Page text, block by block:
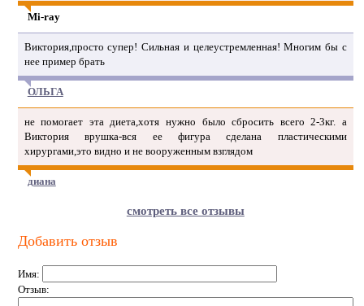
Mi-ray
Виктория,просто супер! Сильная и целеустремленная! Многим бы с
нее пример брать
ОЛЬГА
не помогает эта диета,хотя нужно было сбросить всего 2-3кг. а
Виктория врушка-вся ее фигура сделана пластическими
хирургами,это видно и не вооруженным взглядом
диана
смотреть все отзывы
Добавить отзыв
Имя:
Отзыв: